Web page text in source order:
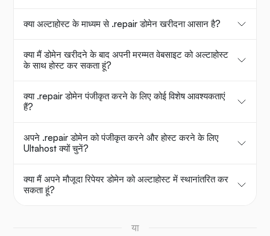
क्या अल्टाहोस्ट के माध्यम से .repair डोमेन खरीदना आसान है?
क्या मैं डोमेन खरीदने के बाद अपनी मरम्मत वेबसाइट को अल्टाहोस्ट
के साथ होस्ट कर सकता हूं?
क्या .repair डोमेन पंजीकृत करने के लिए कोई विशेष आवश्यकताएं
हैं?
अपने .repair डोमेन को पंजीकृत करने और होस्ट करने के लिए
Ultahost क्यों चुनें?
क्या मैं अपने मौजूदा रिपेयर डोमेन को अल्टाहोस्ट में स्थानांतरित कर
सकता हूं?
या